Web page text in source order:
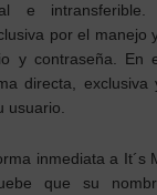
e
por el manejo
y contraseña. En
directa, exclusiva
usuario.
inmediata a It´s
que su